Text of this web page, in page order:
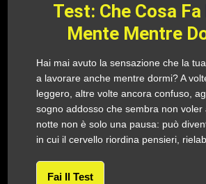
Test: Che Cosa Fa
Mente Mentre
Hai mai avuto la sensazione che la
a lavorare anche mentre dormi? A
leggero, altre volte ancora confuso,
sogno addosso che sembra non voler
notte non è solo una pausa: può
in cui il cervello riordina pensieri,
Fai Il Test